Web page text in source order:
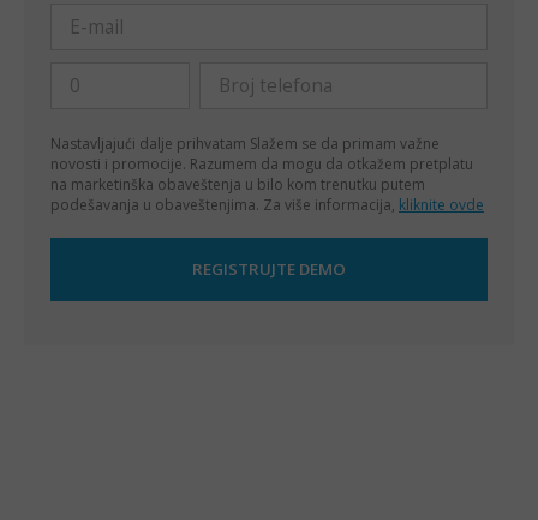
Nastavljajući dalje prihvatam Slažem se da primam važne
novosti i promocije. Razumem da mogu da otkažem pretplatu
na marketinška obaveštenja u bilo kom trenutku putem
podešavanja u obaveštenjima. Za više informacija, kliknite ovde